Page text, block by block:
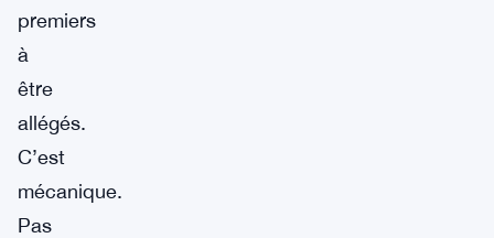
premiers
à
être
allégés.
C’est
mécanique.
Pas